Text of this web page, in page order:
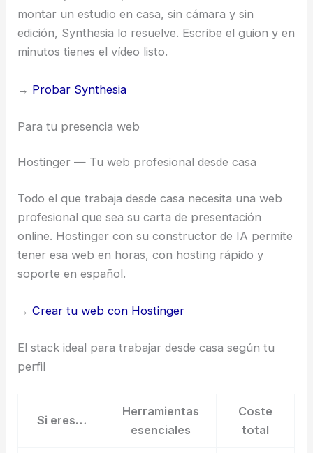
montar un estudio en casa, sin cámara y sin
edición, Synthesia lo resuelve. Escribe el guion y en
minutos tienes el vídeo listo.
→ Probar Synthesia
Para tu presencia web
Hostinger — Tu web profesional desde casa
Todo el que trabaja desde casa necesita una web
profesional que sea su carta de presentación
online. Hostinger con su constructor de IA permite
tener esa web en horas, con hosting rápido y
soporte en español.
→Crear tu web con Hostinger
El stack ideal para trabajar desde casa según tu
perfil
Si eres…
Herramientas
esenciales
Coste
total